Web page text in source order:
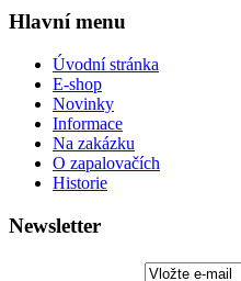
Hlavní menu
Úvodní stránka
E-shop
Novinky
Informace
Na zakázku
O zapalovačích
Historie
Newsletter